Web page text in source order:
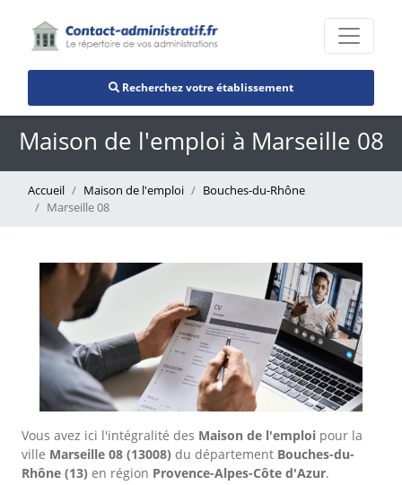
Recherchez votre établissement
Maison de l'emploi à Marseille 08
Accueil Maison de l'emploi
Bouches-du-Rhône
Marseille 08
Vous avez ici l'intégralité des Maison de l'emploi pour la
ville Marseille 08 (13008) du département Bouches-du-
Rhône (13) en région Provence-Alpes-Côte d'Azur.